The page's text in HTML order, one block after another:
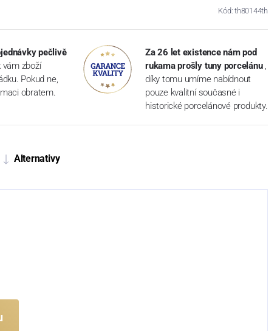
Kód: th80144th
pečlivě
vám zboží
Pokud ne,
obratem.
Za 26 let existence nám pod
rukama prošly tuny porcelánu ,
díky tomu umíme nabídnout
pouze kvalitní současné i
historické porcelánové produkty.
Alternativy